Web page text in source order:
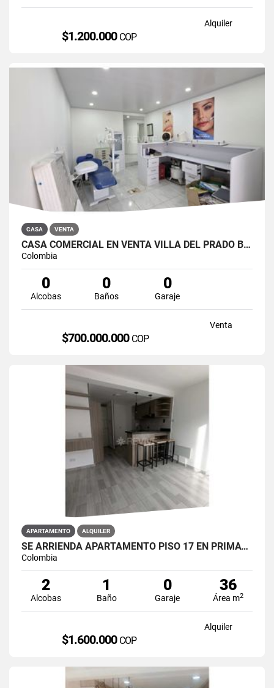
Alquiler
$1.200.000 COP
CASA VENTA
CASA COMERCIAL EN VENTA VILLA DEL PRADO BOGOTÁ NORTE
Colombia
0
Alcobas
0
Baños
0
Garaje
Venta
$700.000.000 COP
APARTAMENTO ALQUILER
SE ARRIENDA APARTAMENTO PISO 17 EN PRIMAVERA 6-39 PUENTE ARANDA
Colombia
2
Alcobas
1
Baño
0
Garaje
36
Área m2
Alquiler
$1.600.000 COP